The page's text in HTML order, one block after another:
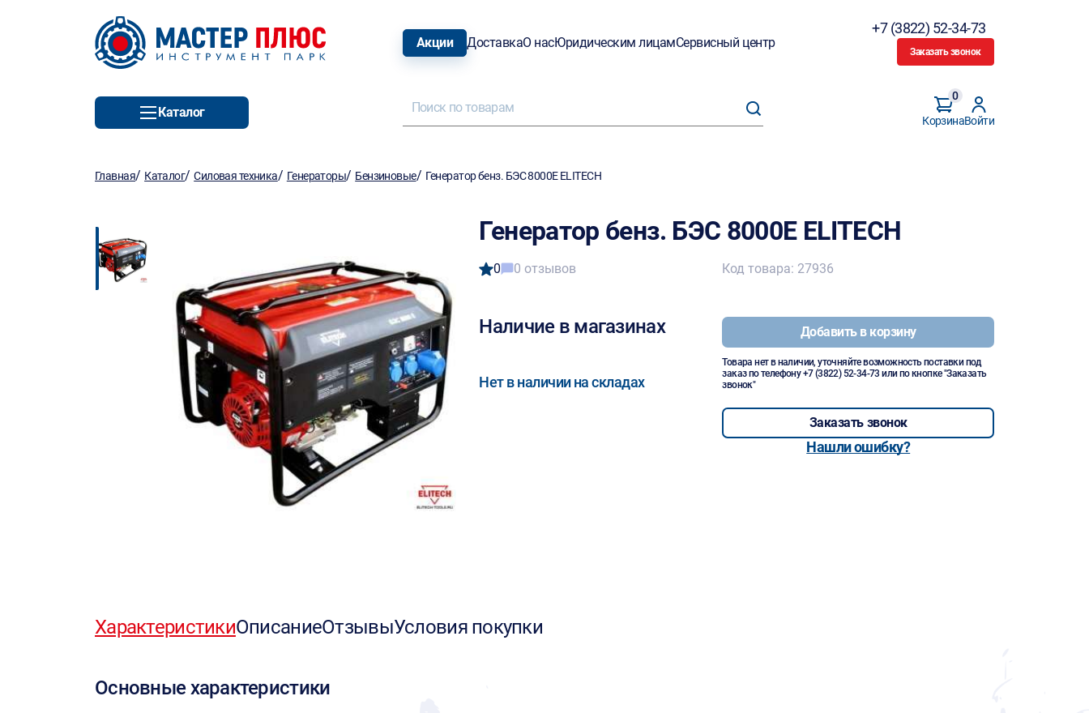
Акции ДоставкаО насЮридическим лицамСервисный центр
+7 (3822) 52-34-73
Заказать звонок
Каталог
Корзина
0
Войти
Главная/ Каталог/Силовая техника/ Генераторы/ Бензиновые/ Генератор бенз. БЭС 8000Е ELITECH
Генератор бенз. БЭС 8000Е ELITECH
0 0 отзывов
Наличие в магазинах
Нет в наличии на складах
Код товара: 27936
Добавить в корзину
Товара нет в наличии, уточняйте возможность поставки под
заказ по телефону+7 (3822) 52-34-73 или по кнопке "Заказать
звонок"
Заказать звонок
Нашли ошибку?
ХарактеристикиОписаниеОтзывыУсловия покупки
Основные характеристики